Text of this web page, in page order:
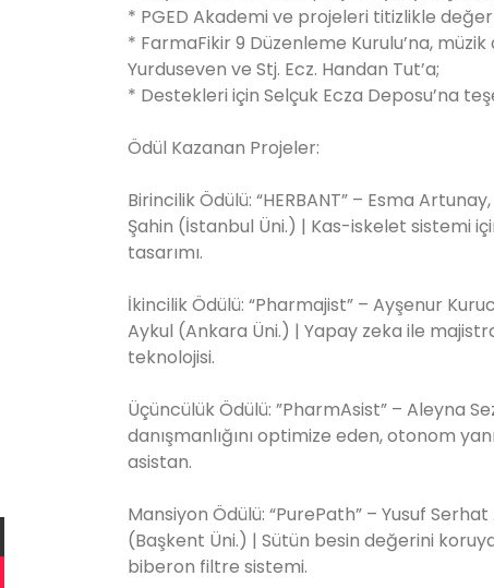
* PGED Akademi ve projeleri titizlikle
* FarmaFikir 9 Düzenleme Kurulu’na,
Yurduseven ve Stj. Ecz. Handan Tut’a;
* Destekleri için Selçuk Ecza Deposu’na
Ödül Kazanan Projeler:
Birincilik Ödülü: “HERBANT” – Esma
Şahin (İstanbul Üni.) | Kas-iskelet sistemi
tasarımı.
İkincilik Ödülü: “Pharmajist” – Ayşenur
Aykul (Ankara Üni.) | Yapay zeka ile
teknolojisi.
Üçüncülük Ödülü: ”PharmAsist” – Aleyna
danışmanlığını optimize eden, otonom
asistan.
Mansiyon Ödülü: “PurePath” – Yusuf
(Başkent Üni.) | Sütün besin değerini
biberon filtre sistemi.